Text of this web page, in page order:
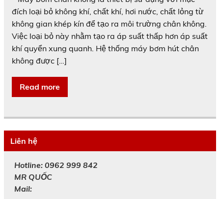
đích loại bỏ không khí, chất khí, hơi nước, chất lỏng từ
không gian khép kín để tạo ra môi trường chân không.
Việc loại bỏ này nhằm tạo ra áp suất thấp hơn áp suất
khí quyển xung quanh. Hệ thống máy bơm hút chân
không được […]
Read more
Liên hệ
Hotline: 0962 999 842
MRQUỐC
Mail: